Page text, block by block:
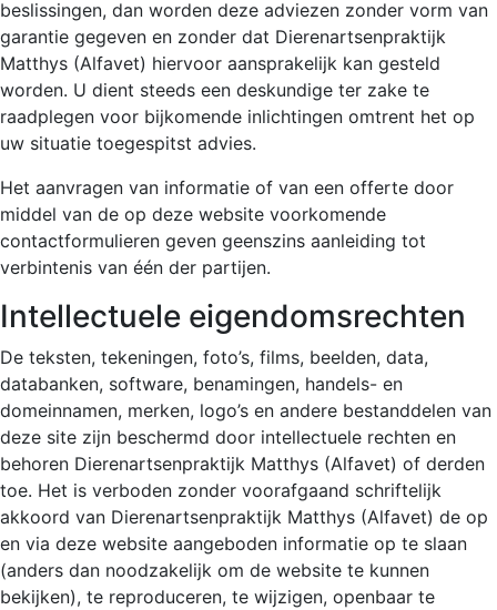
beslissingen, dan worden deze adviezen zonder vorm van
garantie gegeven en zonder dat Dierenartsenpraktijk
Matthys (Alfavet) hiervoor aansprakelijk kan gesteld
worden. U dient steeds een deskundige ter zake te
raadplegen voor bijkomende inlichtingen omtrent het op
uw situatie toegespitst advies.
Het aanvragen van informatie of van een offerte door
middel van de op deze website voorkomende
contactformulieren geven geenszins aanleiding tot
verbintenis van één der partijen.
Intellectuele eigendomsrechten
De teksten, tekeningen, foto’s, films, beelden, data,
databanken, software, benamingen, handels- en
domeinnamen, merken, logo’s en andere bestanddelen van
deze site zijn beschermd door intellectuele rechten en
behoren Dierenartsenpraktijk Matthys (Alfavet) of derden
toe. Het is verboden zonder voorafgaand schriftelijk
akkoord van Dierenartsenpraktijk Matthys (Alfavet) de op
en via deze website aangeboden informatie op te slaan
(anders dan noodzakelijk om de website te kunnen
bekijken), te reproduceren, te wijzigen, openbaar te